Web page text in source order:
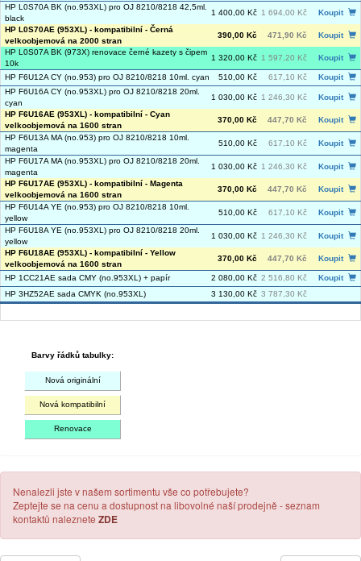
HP L0S70A BK (no.953XL) pro OJ 8210/8218 42,5ml.
black
1 400,00 Kč 1 694,00 Kč
Koupit
HP L0S70AE (953XL) - kompatibilní - Černá
velkoobjemová na 2000 stran
390,00 Kč 471,90 Kč
Koupit
HP L0S07A BK (973X) renovace černé kazety s čipem
10k
1 320,00 Kč 1 597,20 Kč Koupit
HP F6U12A CY (no.953) pro OJ 8210/8218 10ml. cyan 510,00 Kč 617,10 Kč
Koupit
HP F6U16A CY (no.953XL) pro OJ 8210/8218 20ml.
cyan
1 030,00 Kč 1 246,30 Kč
Koupit
HP F6U16AE (953XL) - kompatibilní - Cyan
velkoobjemová na 1600 stran
370,00 Kč 447,70 Kč
Koupit
HP F6U13A MA (no.953) pro OJ 8210/8218 10ml.
magenta
510,00 Kč 617,10 Kč
Koupit
HP F6U17A MA (no.953XL) pro OJ 8210/8218 20ml.
magenta
1 030,00 Kč 1 246,30 Kč
Koupit
HP F6U17AE (953XL) - kompatibilní - Magenta
velkoobjemová na 1600 stran
370,00 Kč 447,70 Kč
Koupit
HP F6U14A YE (no.953) pro OJ 8210/8218 10ml.
yellow
510,00 Kč 617,10 Kč
Koupit
HP F6U18A YE (no.953XL) pro OJ 8210/8218 20ml.
yellow
1 030,00 Kč 1 246,30 Kč
Koupit
HP F6U18AE (953XL) - kompatibilní - Yellow
velkoobjemová na 1600 stran
370,00 Kč 447,70 Kč Koupit
HP 1CC21AE sada CMY (no.953XL) + papír 2 080,00 Kč 2 516,80 Kč
Koupit
HP 3HZ52AE sada CMYK (no.953XL)
3 130,00 Kč 3 787,30 Kč
Barvy řádků tabulky:
Nová originální
Nová kompatibilní
Renovace
Nenalezli jste v našem sortimentu vše co potřebujete?
Zeptejte se na cenu a dostupnost na libovolné naší prodejně - seznam
kontaktů naleznete ZDE